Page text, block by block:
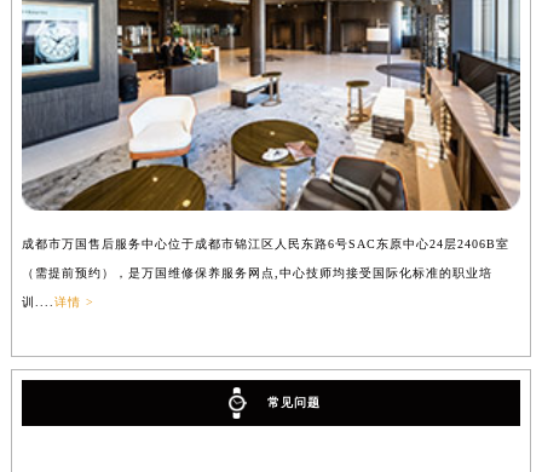
成都市万国售后服务中心位于成都市锦江区人民东路6号SAC东原中心24层2406B室
（需提前预约），是万国维修保养服务网点,中心技师均接受国际化标准的职业培
训.... 详情 >
常见问题